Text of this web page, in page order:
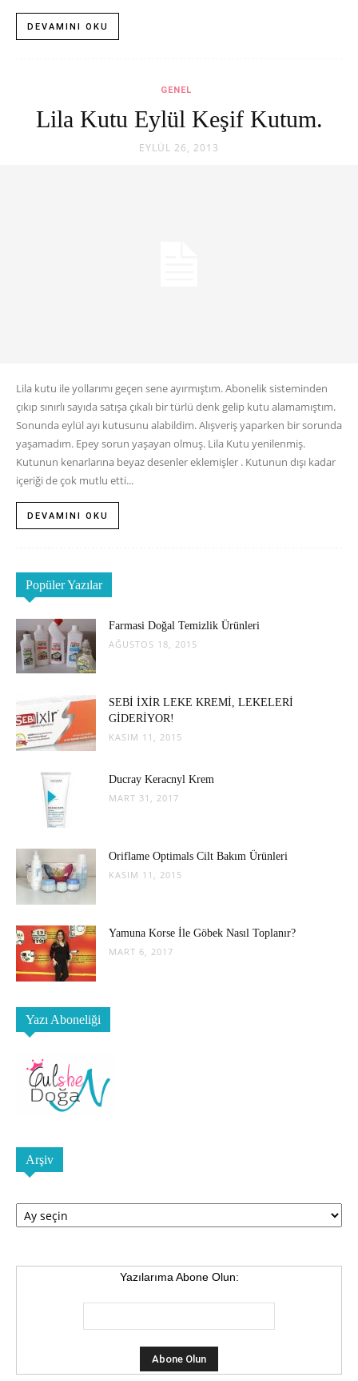
DEVAMINI OKU
GENEL
Lila Kutu Eylül Keşif Kutum.
EYLÜL 26, 2013
Lila kutu ile yollarımı geçen sene ayırmıştım. Abonelik sisteminden
çıkıp sınırlı sayıda satışa çıkalı bir türlü denk gelip kutu alamamıştım.
Sonunda eylül ayı kutusunu alabildim. Alışveriş yaparken bir sorunda
yaşamadım. Epey sorun yaşayan olmuş. Lila Kutu yenilenmiş.
Kutunun kenarlarına beyaz desenler eklemişler . Kutunun dışı kadar
içeriği de çok mutlu etti...
DEVAMINI OKU
Popüler Yazılar
Farmasi Doğal Temizlik Ürünleri
AĞUSTOS 18, 2015
SEBİ İXİR LEKE KREMİ, LEKELERİ
GİDERİYOR!
KASIM 11, 2015
Ducray Keracnyl Krem
MART 31, 2017
Oriflame Optimals Cilt Bakım Ürünleri
KASIM 11, 2015
Yamuna Korse İle Göbek Nasıl Toplanır?
MART 6, 2017
Yazı Aboneliği
Arşiv
Arşiv
Yazılarıma Abone Olun: